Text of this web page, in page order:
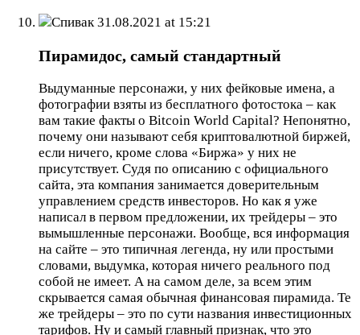
Спивак 31.08.2021 at 15:21
Пирамидос, самый стандартный
Выдуманные персонажи, у них фейковые имена, а
фотографии взяты из бесплатного фотостока – как
вам такие факты о Bitcoin World Capital? Непонятно,
почему они называют себя криптовалютной биржей,
если ничего, кроме слова «Биржа» у них не
присутствует. Судя по описанию с официального
сайта, эта компания занимается доверительным
управлением средств инвесторов. Но как я уже
написал в первом предложении, их трейдеры – это
вымышленные персонажи. Вообще, вся информация
на сайте – это типичная легенда, ну или простыми
словами, выдумка, которая ничего реального под
собой не имеет. А на самом деле, за всем этим
скрывается самая обычная финансовая пирамида. Те
же трейдеры – это по сути названия инвестиционных
тарифов. Ну и самый главный признак, что это